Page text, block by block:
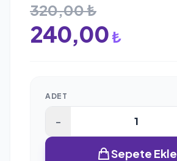
320,00 ₺
240,00 ₺
ADET
-
Sepete Ekle